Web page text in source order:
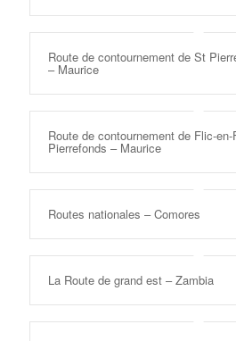
Route de contournement de St
– Maurice
Route de contournement de Flic-
Pierrefonds – Maurice
Routes nationales – Comores
La Route de grand est – Zambia